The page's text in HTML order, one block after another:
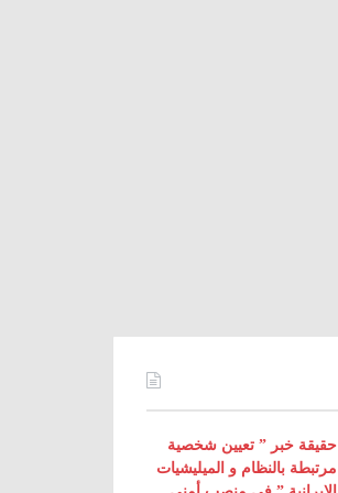
حقيقة خبر ” تعيين شخصية
مرتبطة بالنظام و الميليشيات